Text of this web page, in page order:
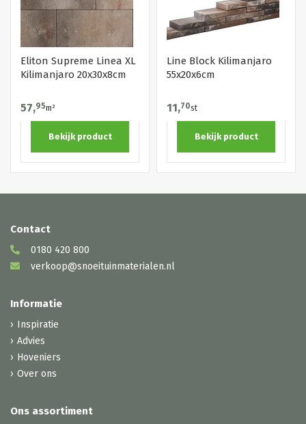
Eliton Supreme Linea XL
Kilimanjaro 20x30x8cm
57, 95m²
Bekijk product
Line Block Kilimanjaro
55x20x6cm
11, 70st
Bekijk product
Contact
0180 420 800
verkoop@snoeituinmaterialen.nl
Informatie
Inspiratie
Advies
Hoveniers
Over ons
Ons assortiment